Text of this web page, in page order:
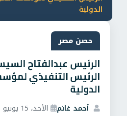
الدولية
حصن مصر
الرئيس عبدالفتاح
الرئيس التنفيذي
الدولية
أحمد غانم الأحد، 15 يونيو 2025 6:02 م